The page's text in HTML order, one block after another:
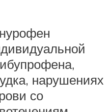
нарушениях
со